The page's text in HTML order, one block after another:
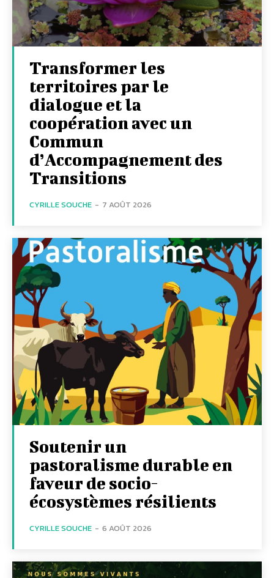
Transformer les
territoires par le
dialogue et la
coopération avec un
Commun
d’Accompagnement des
Transitions
CYRILLE SOUCHE - 7 AOÛT 2026
Soutenir un
pastoralisme durable en
faveur de socio-
écosystèmes résilients
CYRILLE SOUCHE - 6 AOÛT 2026